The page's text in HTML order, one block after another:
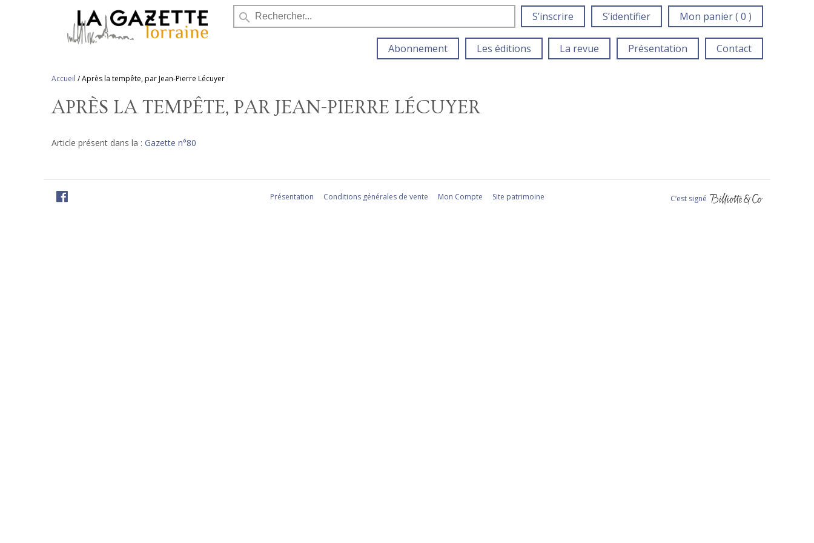
search S’inscrire S’identifier Mon panier ( 0 )
Abonnement Les éditions La revue Présentation Contact
Accueil /Après la tempête, par Jean-Pierre Lécuyer
APRÈS LA TEMPÊTE, PAR JEAN-PIERRE LÉCUYER
Article présent dans la : Gazette n°80
Présentation Conditions générales de vente Mon Compte Site patrimoine C‘est signé